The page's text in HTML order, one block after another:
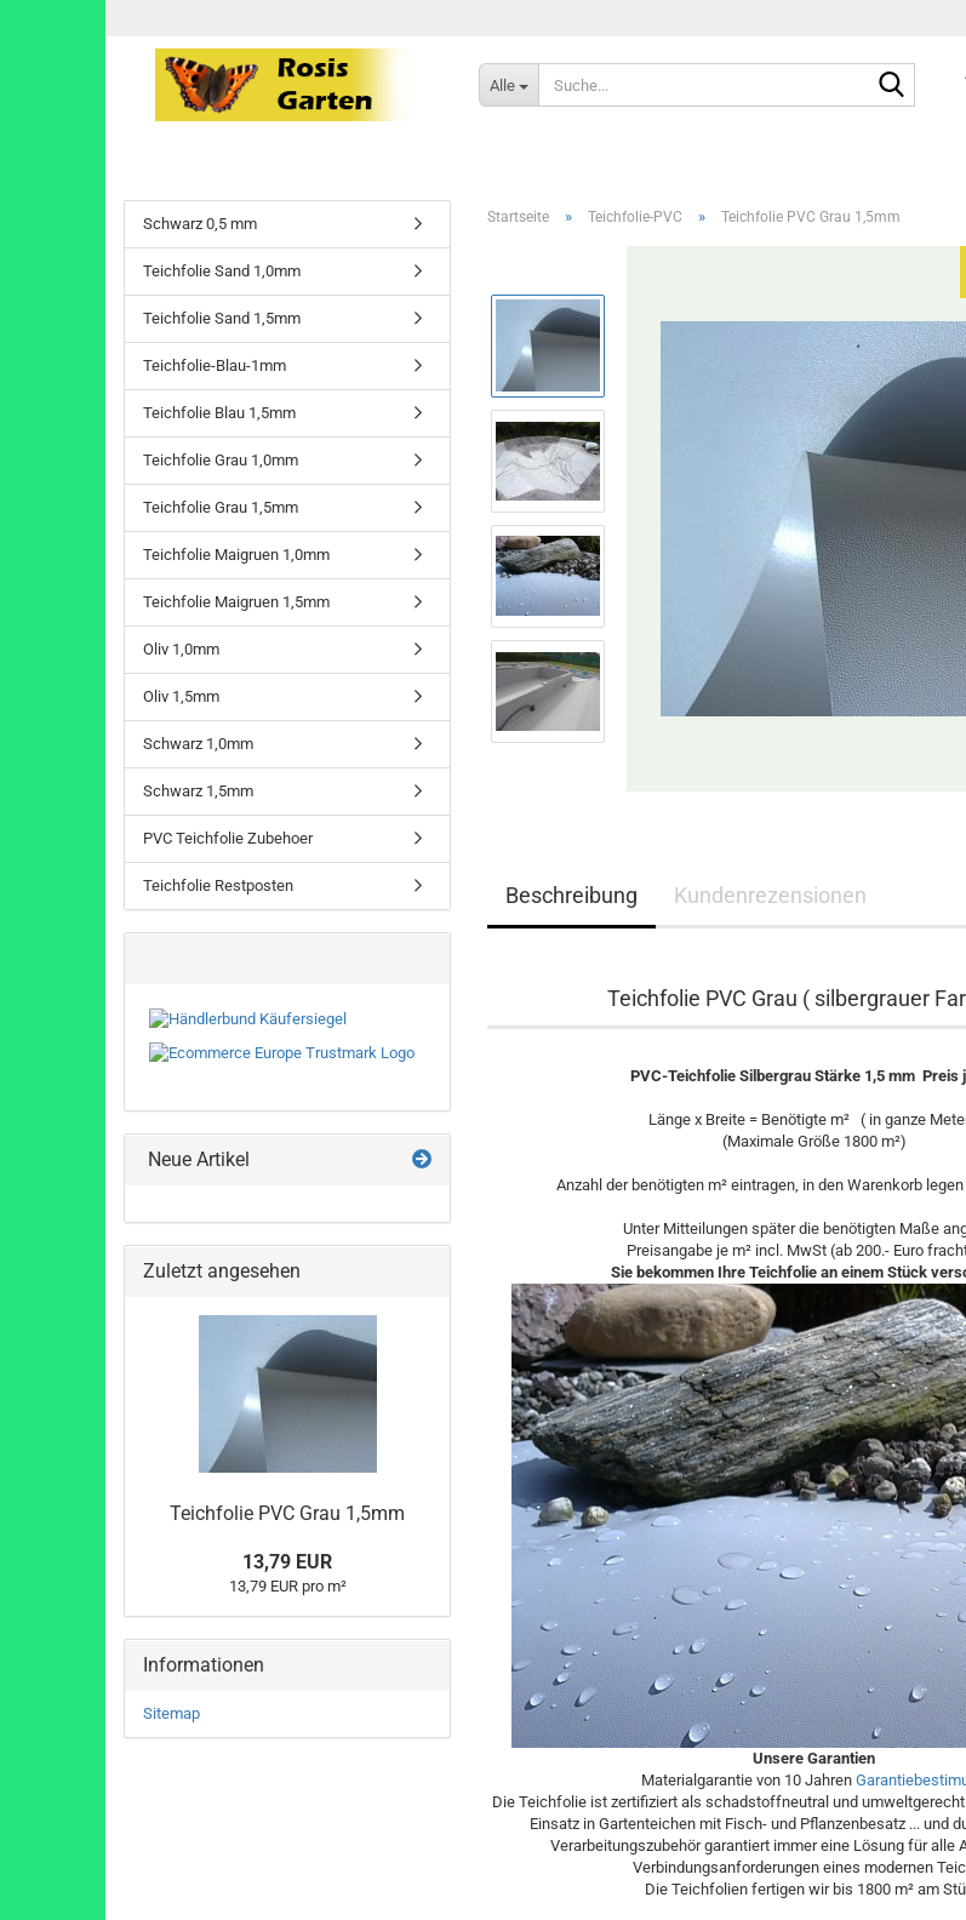
Alle
Startseite » Teichfolie-PVC » Teichfolie PVC Grau 1,5mm
Beschreibung Kundenrezensionen
Teichfolie PVC Grau ( silbergrauer
PVC-Teichfolie Silbergrau Stärke 1,5 mm Preis
Länge x Breite = Benötigte m² ( in ganze
(Maximale Größe 1800 m²)
Anzahl der benötigten m² eintragen, in den Warenkorb
Unter Mitteilungen später die benötigten Maße
Preisangabe je m² incl. MwSt (ab 200.- Euro
Sie bekommen Ihre Teichfolie an einem Stück
Unsere Garantien
Materialgarantie von 10 Jahren
Die Teichfolie ist zertifiziert als schadstoffneutral und
Einsatz in Gartenteichen mit Fisch- und Pflanzenbesatz ... und
Verarbeitungszubehör garantiert immer eine Lösung für alle
Verbindungsanforderungen eines modernen
Die Teichfolien fertigen wir bis 1800 m² am
Schwarz 0,5 mm
Teichfolie Sand 1,0mm
Teichfolie Sand 1,5mm
Teichfolie-Blau-1mm
Teichfolie Blau 1,5mm
Teichfolie Grau 1,0mm
Teichfolie Grau 1,5mm
Teichfolie Maigruen 1,0mm
Teichfolie Maigruen 1,5mm
Oliv 1,0mm
Oliv 1,5mm
Schwarz 1,0mm
Schwarz 1,5mm
PVC Teichfolie Zubehoer
Teichfolie Restposten
Neue Artikel
Zuletzt angesehen
Teichfolie PVC Grau 1,5mm
13,79 EUR
13,79 EUR pro m²
Informationen
Sitemap